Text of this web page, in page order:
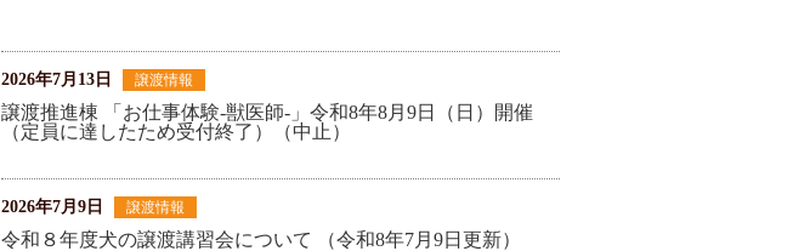
2026年7月13日 譲渡情報
譲渡推進棟 「お仕事体験-獣医師-」令和8年8月9日（日）開催
（定員に達したため受付終了）（中止）
2026年7月9日 譲渡情報
令和８年度犬の譲渡講習会について （令和8年7月9日更新）